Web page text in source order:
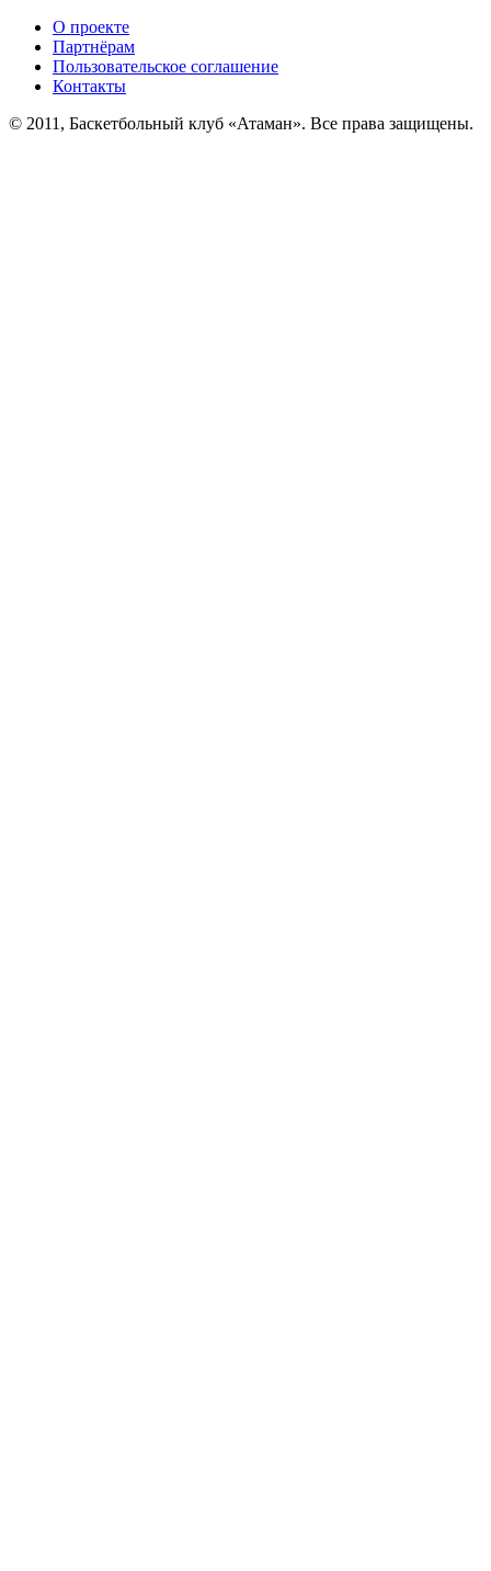
О проекте
Партнёрам
Пользовательское соглашение
Контакты
© 2011, Баскетбольный клуб «Атаман». Все права защищены.